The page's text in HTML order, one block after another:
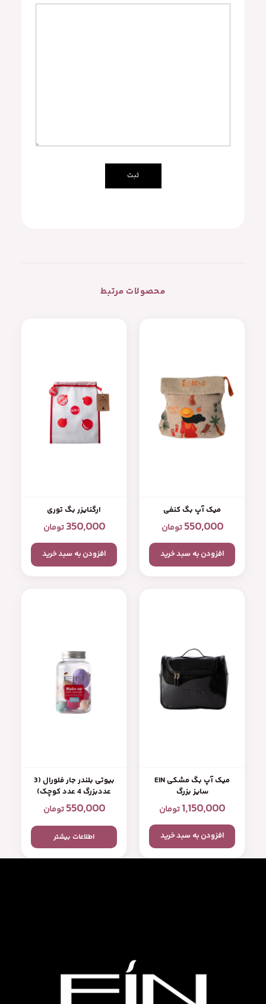
محصولات مرتبط
میک آپ بگ کنفی
550,000 تومان
افزودن به سبد خرید
ارگنایزر بگ توری
350,000 تومان
افزودن به سبد خرید
میک آپ بگ مشکی EIN
سایز بزرگ
1,150,000تومان
افزودن به سبد خرید
بیوتی بلندر جار فلورال (3
عددبزرگ 4 عدد کوچک)
550,000 تومان
اطلاعات بیشتر